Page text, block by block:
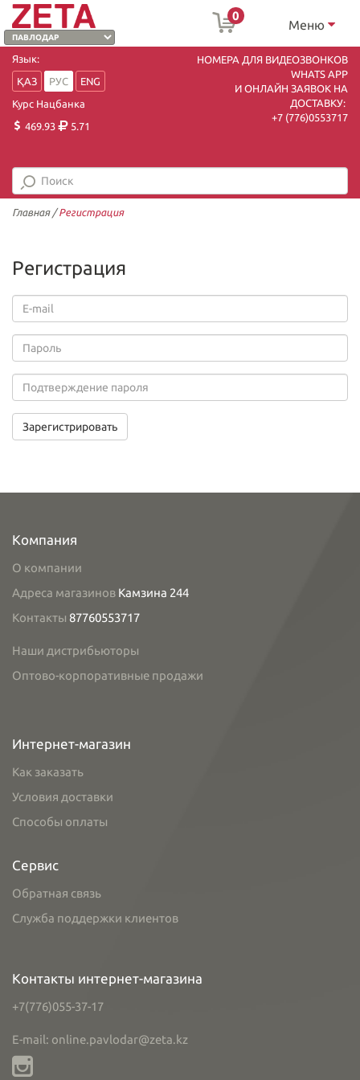
0
Меню
Язык:
ҚАЗ
РУС
ENG
Курс Нацбанка
469.93
5.71
НОМЕРА ДЛЯ ВИДЕОЗВОНКОВ
WHATS APP
И ОНЛАЙН ЗАЯВОК НА
ДОСТАВКУ:
+7 (776)0553717
Главная/Регистрация
Регистрация
Зарегистрировать
Компания
О компании
Адреса магазинов Камзина 244
Контакты 87760553717
Наши дистрибьюторы
Оптово-корпоративные продажи
Интернет-магазин
Как заказать
Условия доставки
Способы оплаты
Сервис
Обратная связь
Служба поддержки клиентов
Контакты интернет-магазина
+7(776)055-37-17
E-mail: online.pavlodar@zeta.kz